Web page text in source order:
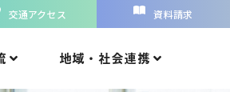
交通アクセス 資料請求
地域・社会連携